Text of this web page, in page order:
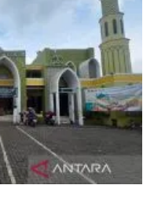
layanan